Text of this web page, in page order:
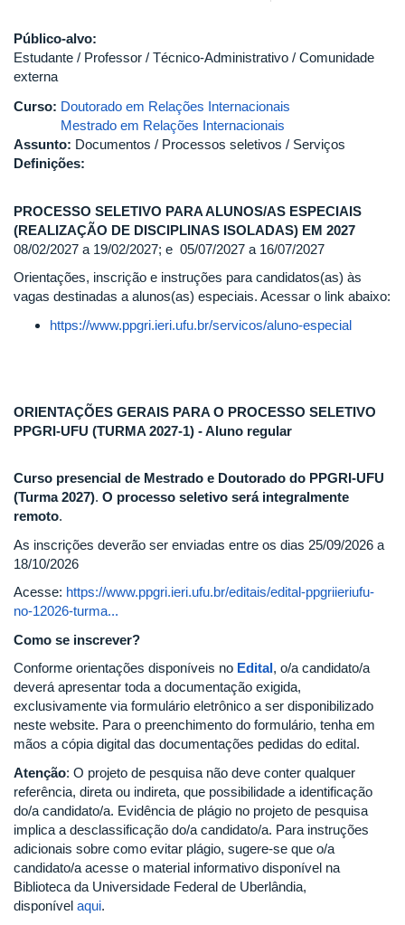
Público-alvo:
Estudante / Professor / Técnico-Administrativo / Comunidade
externa
Curso: Doutorado em Relações Internacionais
Mestrado em Relações Internacionais
Assunto: Documentos / Processos seletivos / Serviços
Definições:
PROCESSO SELETIVO PARA ALUNOS/AS ESPECIAIS
(REALIZAÇÃO DE DISCIPLINAS ISOLADAS) EM 2027
08/02/2027 a 19/02/2027; e 05/07/2027 a 16/07/2027
Orientações, inscrição e instruções para candidatos(as) às
vagas destinadas a alunos(as) especiais. Acessar o link abaixo:
https://www.ppgri.ieri.ufu.br/servicos/aluno-especial
ORIENTAÇÕES GERAIS PARA O PROCESSO SELETIVO
PPGRI-UFU (TURMA 2027-1) - Aluno regular
Curso presencial de Mestrado e Doutorado do PPGRI-UFU
(Turma 2027). O processo seletivo será integralmente
remoto.
As inscrições deverão ser enviadas entre os dias 25/09/2026 a
18/10/2026
Acesse: https://www.ppgri.ieri.ufu.br/editais/edital-ppgriieriufu-
no-12026-turma...
Como se inscrever?
Conforme orientações disponíveis no Edital, o/a candidato/a
deverá apresentar toda a documentação exigida,
exclusivamente via formulário eletrônico a ser disponibilizado
neste website. Para o preenchimento do formulário, tenha em
mãos a cópia digital das documentações pedidas do edital.
Atenção: O projeto de pesquisa não deve conter qualquer
referência, direta ou indireta, que possibilidade a identificação
do/a candidato/a. Evidência de plágio no projeto de pesquisa
implica a desclassificação do/a candidato/a. Para instruções
adicionais sobre como evitar plágio, sugere-se que o/a
candidato/a acesse o material informativo disponível na
Biblioteca da Universidade Federal de Uberlândia,
disponível aqui.